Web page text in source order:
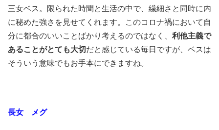
三女ベス。限られた時間と生活の中で、繊細さと同時に内
に秘めた強さを見せてくれます。このコロナ禍において自
分に都合のいいことばかり考えるのではなく、 利他主義で
あることがとても大切 だと感じている毎日ですが、ベスは
そういう意味でもお手本にできますね。
長女 メグ